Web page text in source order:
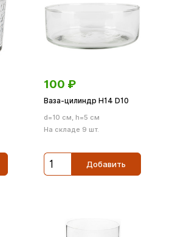
100 ₽
Ваза-цилиндр H14 D10
d=10 см, h=5 см
На складе 9 шт.
Добавить